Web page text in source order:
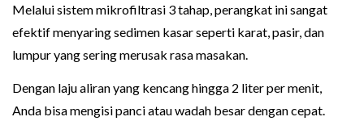
Melalui sistem mikrofiltrasi 3 tahap, perangkat ini sangat
efektif menyaring sedimen kasar seperti karat, pasir, dan
lumpur yang sering merusak rasa masakan.
Dengan laju aliran yang kencang hingga 2 liter per menit,
Anda bisa mengisi panci atau wadah besar dengan cepat.